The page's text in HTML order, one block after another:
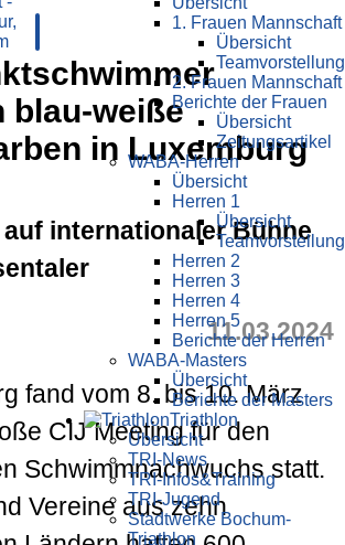
1. Frauen Mannschaft
Übersicht
Teamvorstellung
2. Frauen Mannschaft
Berichte der Frauen
Übersicht
Zeitungsartikel
WABA-Herren
Übersicht
Herren 1
Übersicht
Teamvorstellung
Herren 2
Herren 3
Herren 4
Herren 5
Berichte der Herren
WABA-Masters
Übersicht
Berichte der Masters
Triathlon
Übersicht
TRI-News
TRI-Infos&Training
TRI-Jugend
Stadtwerke Bochum-
Triathlon
blau-weiße
in Luxemburg
internationaler Bühne
11.03.2024
fand vom 8. bis 10. März
CIJ Meeting für den
Schwimmnachwuchs statt.
Vereine aus zehn